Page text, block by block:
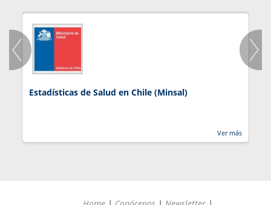
Estadísticas de Salud en Chile (Minsal)
Ver más